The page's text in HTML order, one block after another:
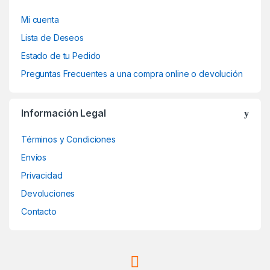
Mi cuenta
Lista de Deseos
Estado de tu Pedido
Preguntas Frecuentes a una compra online o devolución
Información Legal
Términos y Condiciones
Envíos
Privacidad
Devoluciones
Contacto